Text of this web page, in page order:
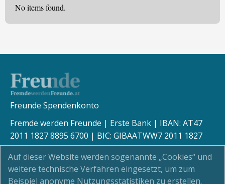
No items found.
Freunde Spendenkonto
Fremde werden Freunde | Erste Bank | IBAN: AT47
2011 1827 8895 6700 | BIC: GIBAATWW7 2011 1827
8895 6700
Auf dieser Website werden sogenannte „Cookies“ und
weitere technische Verfahren eingesetzt, um zum
Beispiel anonyme Nutzungsstatistiken zu erstellen.